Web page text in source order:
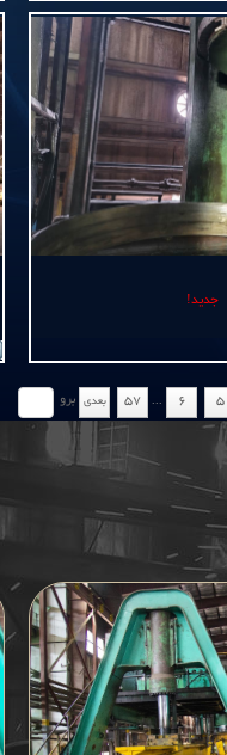
جديد!
5
6
...
57 بعدي برو